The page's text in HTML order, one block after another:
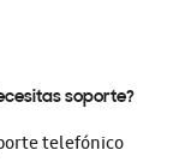
soporte?
telefónico